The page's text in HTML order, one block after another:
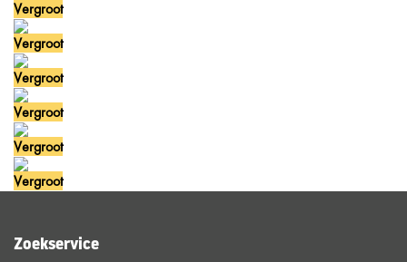
Vergroot
Vergroot
Vergroot
Vergroot
Vergroot
Vergroot
Zoekservice